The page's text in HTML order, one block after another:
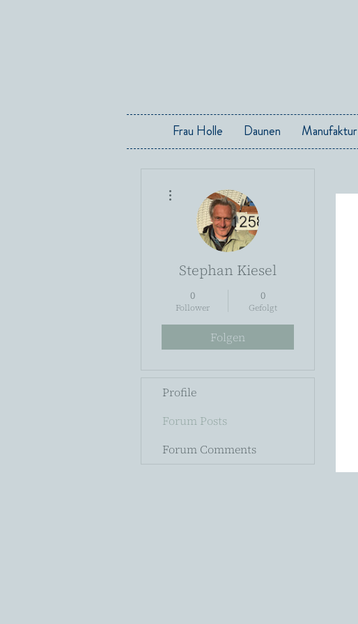
Frau Holle Daunen Manufaktur
Stephan Kiesel
0
Follower
0
Gefolgt
Folgen
Profile
Forum Posts
Forum Comments